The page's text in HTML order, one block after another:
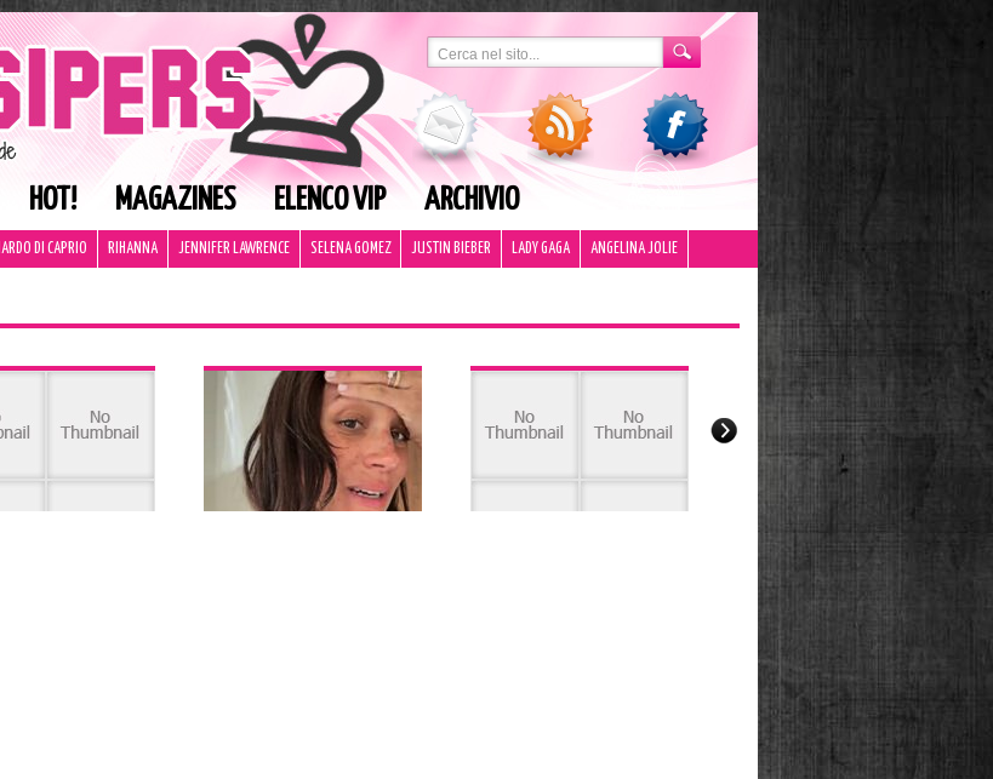
HOT! MAGAZINES ELENCO VIP ARCHIVIO
DI CAPRIO RIHANNA JENNIFER LAWRENCE SELENA GOMEZ JUSTIN BIEBER LADY GAGA ANGELINA JOLIE